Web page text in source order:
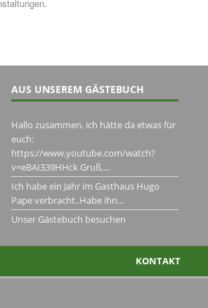
AUS UNSEREM GÄSTEBUCH
Hallo zusammen, ich hätte da etwas für
euch:
https://www.youtube.com/watch?
v=eBAI339HHck Gruß,...
Ich habe ein Jahr im Gasthaus Hugo
Pape verbracht..Habe ihn...
Unser Gästebuch besuchen
KONTAKT